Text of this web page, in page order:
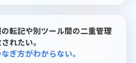
転記や別ツール間の二重管理
れたい。
ぎ方がわからない。